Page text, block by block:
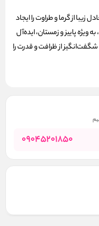
از گرما و طراوت را ایجاد
پاییز و زمستان، ایده‌آل
شگفت‌انگیز از ظرافت و قدرت را
09045201850